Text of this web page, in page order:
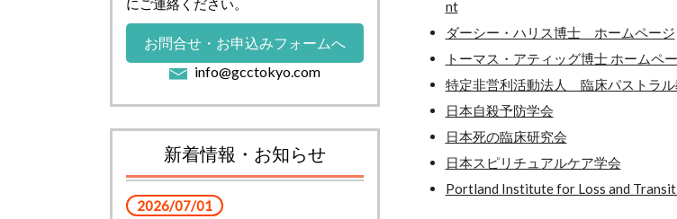
nt
ダーシー・ハリス博士 ホームページ
トーマス・アティッグ博士 ホームペ
特定非営利活動法人 臨床パストラル
日本自殺予防学会
日本死の臨床研究会
日本スピリチュアルケア学会
Portland Institute for Loss and
にご連絡ください。
お問合せ・お申込みフォームへ
info@gcctokyo.com
新着情報・お知らせ
2026/07/01